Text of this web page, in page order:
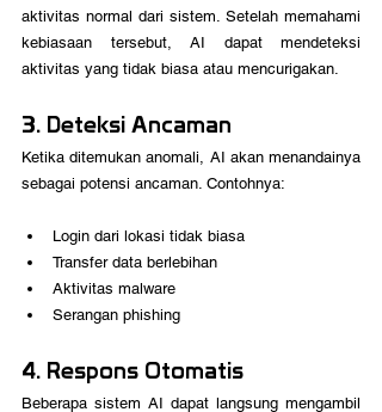
aktivitas normal dari sistem. Setelah memahami
kebiasaan tersebut, AI dapat mendeteksi
aktivitas yang tidak biasa atau mencurigakan.
3. Deteksi Ancaman
Ketika ditemukan anomali, AI akan menandainya
sebagai potensi ancaman. Contohnya:
Login dari lokasi tidak biasa
Transfer data berlebihan
Aktivitas malware
Serangan phishing
4. Respons Otomatis
Beberapa sistem AI dapat langsung mengambil